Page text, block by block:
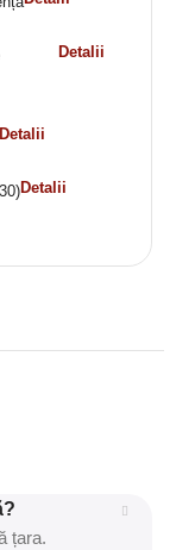
Detalii
Detalii
Detalii
țara.